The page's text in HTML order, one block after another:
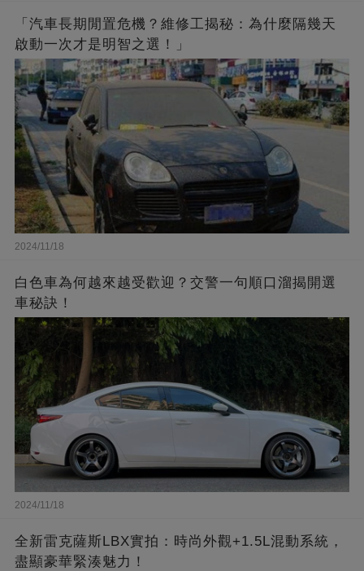
「汽車長期閒置危機？維修工揭秘：為什麼隔幾天
啟動一次才是明智之選！」
2024/11/18
白色車為何越來越受歡迎？交警一句順口溜揭開選
車秘訣！
2024/11/18
全新雷克薩斯LBX實拍：時尚外觀+1.5L混動系統，
盡顯豪華緊湊魅力！